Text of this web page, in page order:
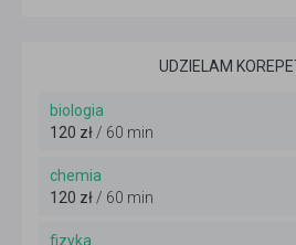
UDZIELAM
biologia
120 zł / 60 min
chemia
120 zł / 60 min
fizyka